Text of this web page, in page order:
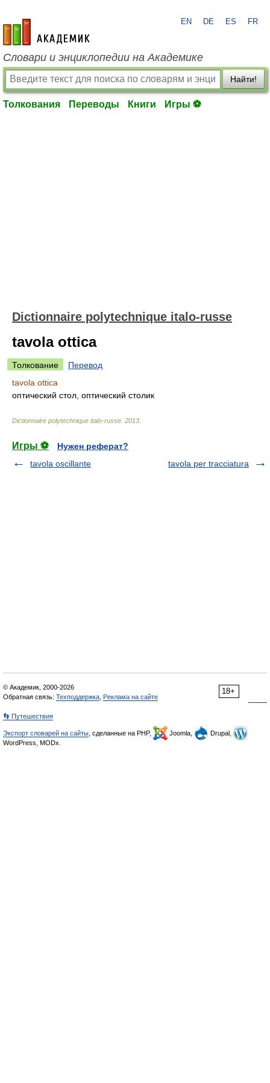
academic.ru
EN DE ES FR
Словари и энциклопедии на Академике
Найти!
Толкования Переводы Книги Игры ⚽
Dictionnaire polytechnique italo-russe
tavola ottica
Толкование
Перевод
tavola ottica
оптический стол, оптический столик
Dictionnaire polytechnique italo-russe 2013
Игры ⚽
Нужен реферат?
tavola oscillante
tavola per tracciatura
18+
© Академик, 2000-2026
Обратная связь: Техподдержка Реклама на сайте
👣 Путешествия
Экспорт словарей на сайты , сделанные на PHP, Joomla,
Drupal,
WordPress, MODx.